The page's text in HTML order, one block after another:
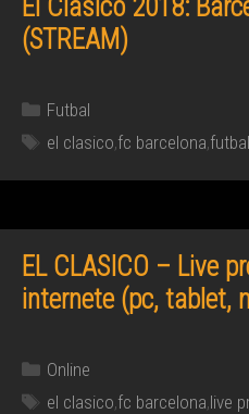
El Clasico 2018:
(STREAM)
Kategórie
Futbal
Značky
el clasico,fc barcelona,futbal
EL CLASICO – Live
internete (pc, tablet,
Kategórie
Online
Značky
el clasico,fc barcelona,live